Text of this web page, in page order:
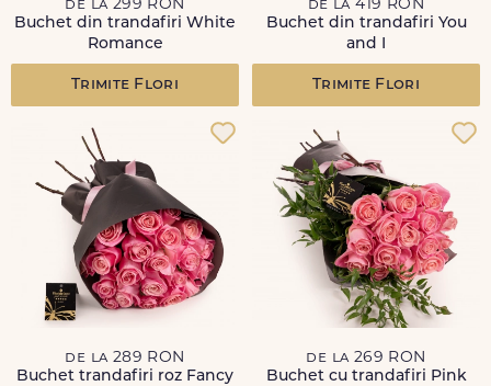
de la 299 RON
Buchet din trandafiri White
Romance
Trimite Flori
de la 419 RON
Buchet din trandafiri You
and I
Trimite Flori
de la 289 RON
Buchet trandafiri roz Fancy
de la 269 RON
Buchet cu trandafiri Pink